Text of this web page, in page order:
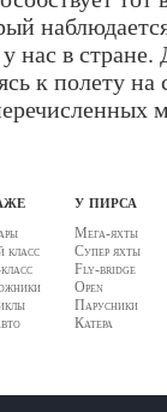
нас в стране.
к полету
класс
у пирса
Мега-яхты
Супер яхты
Fly-bridge
Open
Парусники
Катера